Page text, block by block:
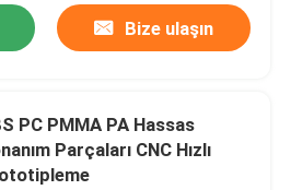
Bize ulaşın
PC PMMA PA Hassas
Parçaları CNC Hızlı